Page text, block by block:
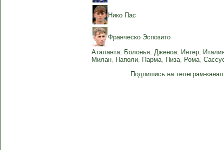
Нико Пас
Франческо Эспозито
Аталанта, Болонья,Дженоа, Интер,
Милан, Наполи, Парма, Пиза, Рома,
Подпишись на телеграм-